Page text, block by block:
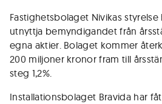
Fastighetsbolaget Nivikas
utnyttja bemyndigandet från
egna aktier. Bolaget kommer
200 miljoner kronor fram till
steg 1,2%.
Installationsbolaget Bravida har